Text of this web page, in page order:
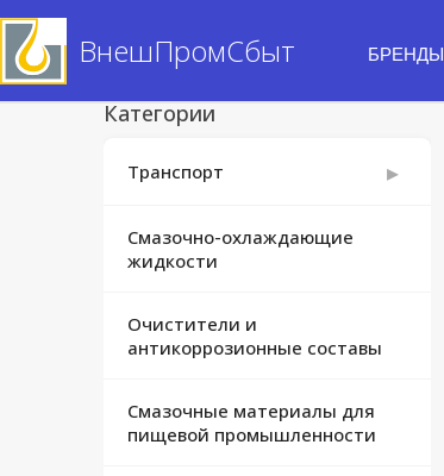
ВнешПромСбыт БРЕНДЫ
Категории
Транспорт ▸
Применение тракторных масел
Масла для
Смазочно-охлаждающие
жидкости
Очистители и
антикоррозионные составы
Смазочные материалы для
пищевой промышленности